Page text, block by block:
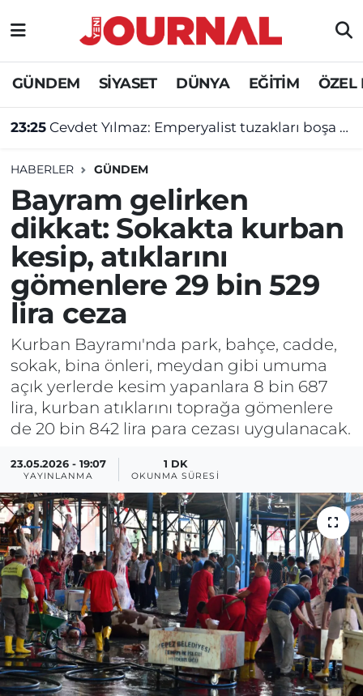
GÜNDEM SİYASET DÜNYA EĞİTİM ÖZEL
23:25 Cevdet Yılmaz: Emperyalist tuzakları boşa çıkarmaya devam edeceğiz
HABERLER GÜNDEM
Bayram gelirken
dikkat: Sokakta kurban
kesip, atıklarını
gömenlere 29 bin 529
lira ceza
Kurban Bayramı'nda park, bahçe, cadde,
sokak, bina önleri, meydan gibi umuma
açık yerlerde kesim yapanlara 8 bin 687
lira, kurban atıklarını toprağa gömenlere
de 20 bin 842 lira para cezası uygulanacak.
23.05.2026 - 19:07
YAYINLANMA
1 DK
OKUNMA SÜRESI
GÜNDEM
SİYASET
EĞİTİM
ÖZEL HABER
Nöbetçi Eczaneler
Hava Durumu
Süper Lig Puan Durumu ve Fikstür
Tüm Manşetler
Son Dakika Haberleri
Haber Arşivi